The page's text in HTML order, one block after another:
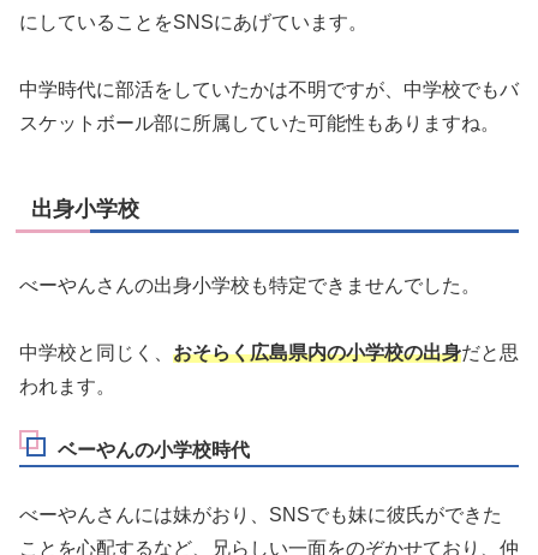
にしていることをSNSにあげています。
中学時代に部活をしていたかは不明ですが、中学校でもバ
スケットボール部に所属していた可能性もありますね。
出身小学校
べーやんさんの出身小学校も特定できませんでした。
中学校と同じく、 おそらく広島県内の小学校の出身だと思
われます。
ベーやんの小学校時代
べーやんさんには妹がおり、SNSでも妹に彼氏ができた
ことを心配するなど、兄らしい一面をのぞかせており、仲